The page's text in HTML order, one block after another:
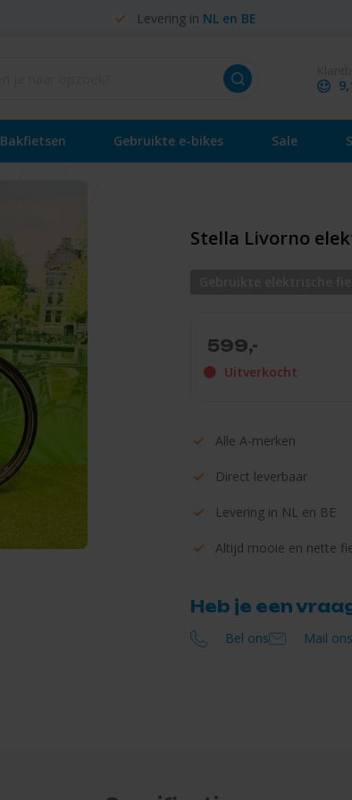
Levering in NL en BE
Bakfietsen Gebruikte e-bikes Sale
Stella Livorno
599,-
Uitverkocht
Alle A-merken
Direct leverbaar
Levering in NL en BE
Altijd mooie en nette
Heb je een
Bel ons Mail ons